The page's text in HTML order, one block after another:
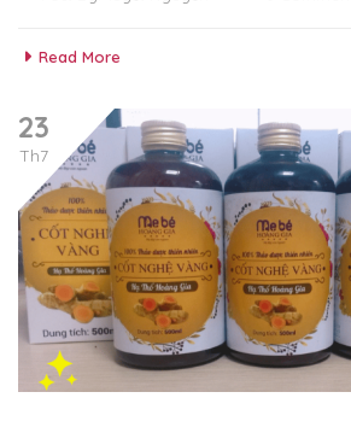
Read More
23
Th7